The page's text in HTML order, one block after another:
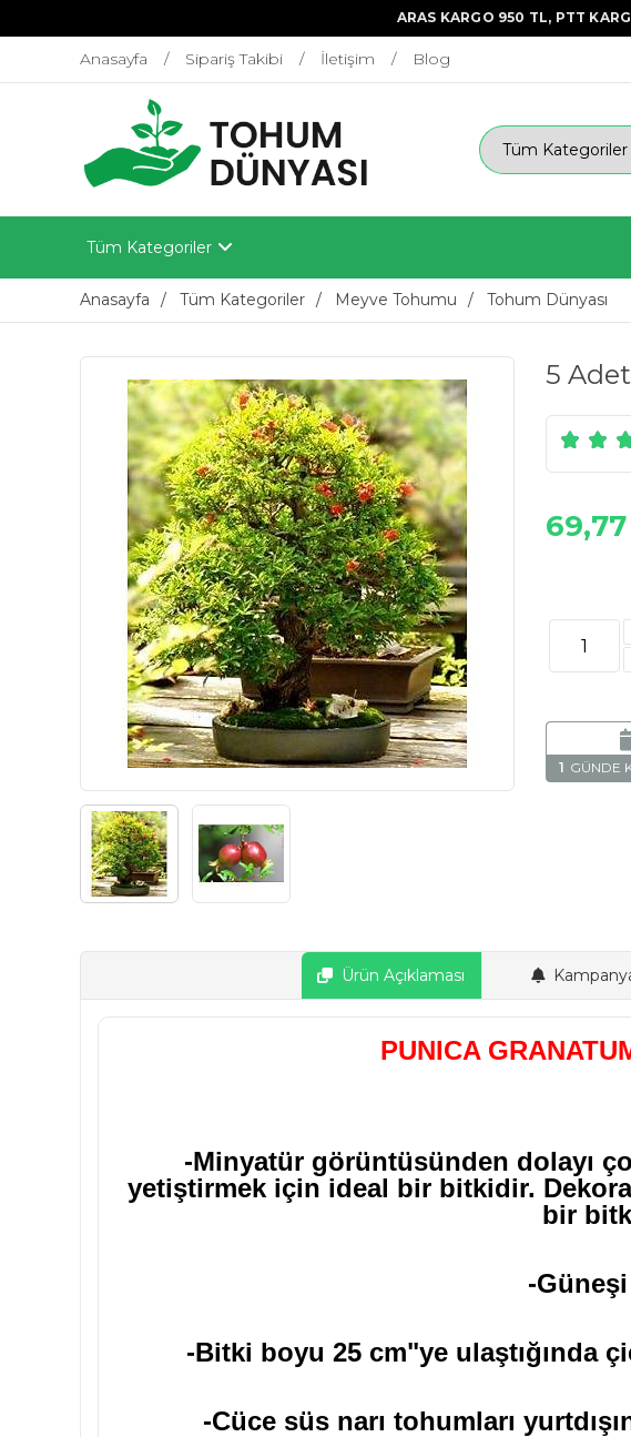
ARAS KARGO 950 TL, PTT
Anasayfa Sipariş Takibi İletişim Blog
Tüm Kategoriler
Anasayfa Tüm Kategoriler Meyve Tohumu Tohum Dünyası
5
1
Ürün Açıklaması
PUNICA
-Minyatür görüntüsünden dolayı
yetiştirmek için ideal bir bitkidir.
bir
-
-Bitki boyu 25 cm"ye ulaştığında
-Cüce süs narı tohumları